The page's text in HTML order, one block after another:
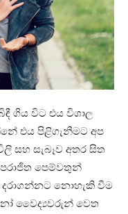
ගිය විට එය විශාල
එය පිළිගැනීමට අප
සහ සැබෑව අතර සිත
පෙම්වතුන්
දරාගන්නට නොහැකි වීම
වෛද්‍යවරුන් වෙත